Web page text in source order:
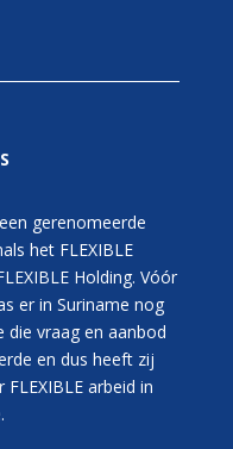
gerenomeerde
het FLEXIBLE
Holding. Vóór
er in Suriname nog
die vraag en aanbod
en dus heeft zij
arbeid in